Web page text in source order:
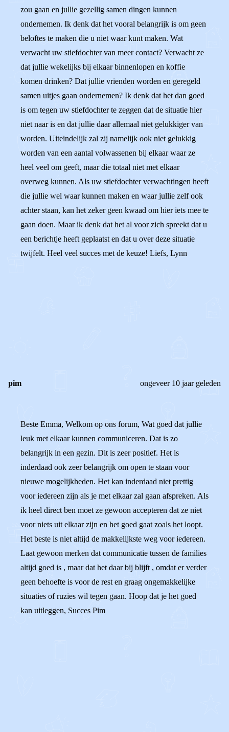
zou gaan en jullie gezellig samen dingen kunnen
ondernemen. Ik denk dat het vooral belangrijk is om geen
beloftes te maken die u niet waar kunt maken. Wat
verwacht uw stiefdochter van meer contact? Verwacht ze
dat jullie wekelijks bij elkaar binnenlopen en koffie
komen drinken? Dat jullie vrienden worden en geregeld
samen uitjes gaan ondernemen? Ik denk dat het dan goed
is om tegen uw stiefdochter te zeggen dat de situatie hier
niet naar is en dat jullie daar allemaal niet gelukkiger van
worden. Uiteindelijk zal zij namelijk ook niet gelukkig
worden van een aantal volwassenen bij elkaar waar ze
heel veel om geeft, maar die totaal niet met elkaar
overweg kunnen. Als uw stiefdochter verwachtingen heeft
die jullie wel waar kunnen maken en waar jullie zelf ook
achter staan, kan het zeker geen kwaad om hier iets mee te
gaan doen. Maar ik denk dat het al voor zich spreekt dat u
een berichtje heeft geplaatst en dat u over deze situatie
twijfelt. Heel veel succes met de keuze! Liefs, Lynn
pim ongeveer 10 jaar geleden
Beste Emma, Welkom op ons forum, Wat goed dat jullie
leuk met elkaar kunnen communiceren. Dat is zo
belangrijk in een gezin. Dit is zeer positief. Het is
inderdaad ook zeer belangrijk om open te staan voor
nieuwe mogelijkheden. Het kan inderdaad niet prettig
voor iedereen zijn als je met elkaar zal gaan afspreken. Als
ik heel direct ben moet ze gewoon accepteren dat ze niet
voor niets uit elkaar zijn en het goed gaat zoals het loopt.
Het beste is niet altijd de makkelijkste weg voor iedereen.
Laat gewoon merken dat communicatie tussen de families
altijd goed is , maar dat het daar bij blijft , omdat er verder
geen behoefte is voor de rest en graag ongemakkelijke
situaties of ruzies wil tegen gaan. Hoop dat je het goed
kan uitleggen, Succes Pim